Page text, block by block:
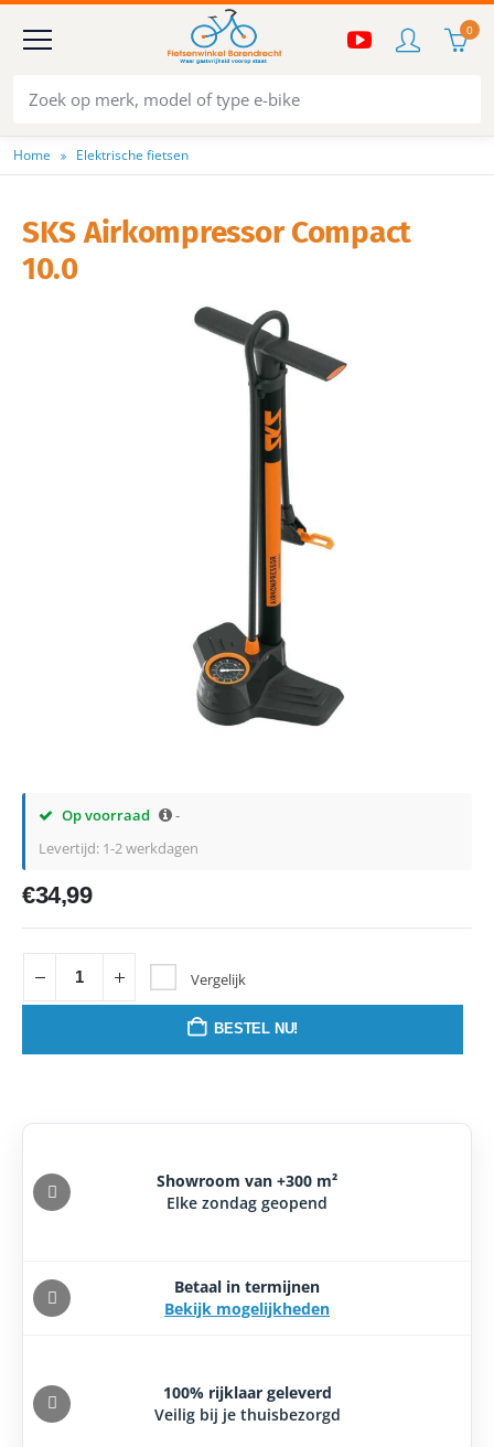
0
Home Elektrische fietsen
SKS Airkompressor Compact
10.0
Op voorraad
-
Levertijd: 1-2 werkdagen
€34,99
Vergelijk
BESTEL NU!
Showroom van +300 m²
Elke zondag geopend
Betaal in termijnen
Bekijk mogelijkheden
100% rijklaar geleverd
Veilig bij je thuisbezorgd